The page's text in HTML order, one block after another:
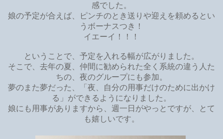
感でした。
娘の予定が合えば、ピンチのとき送りや迎えを頼めるとい
うボーナスつき！
イエーイ！！！
ということで、予定を入れる幅が広がりました。
そこで、去年の夏、仲間に勧められた全く系統の違う人た
ちの、夜のグループにも参加。
夢のまた夢だった、「夜、自分の用事だけのために出かけ
る」ができるようになりました。
娘にも用事がありますから、週一日がやっとですが、とて
も嬉しいです。